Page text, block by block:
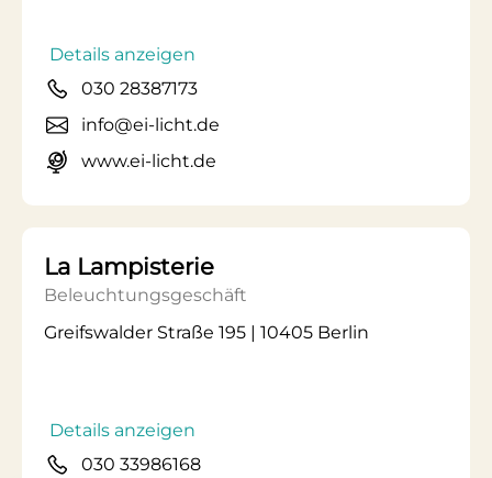
Details anzeigen
030 28387173
info@ei-licht.de
www.ei-licht.de
La Lampisterie
Beleuchtungsgeschäft
Greifswalder Straße 195 | 10405 Berlin
Details anzeigen
030 33986168